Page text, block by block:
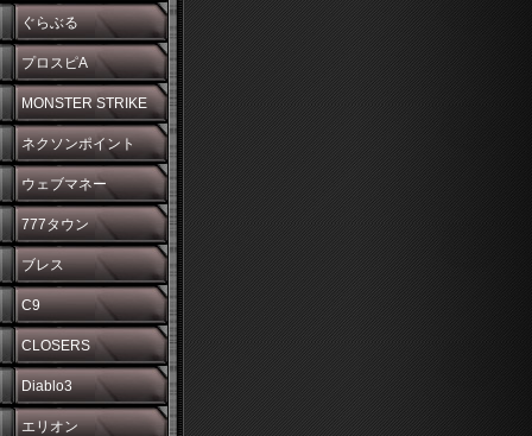
WONDERLAND
ぐらぶる
プロスピA
MONSTER STRIKE
ネクソンポイント
ウェブマネー
777タウン
ブレス
C9
CLOSERS
Diablo3
エリオン